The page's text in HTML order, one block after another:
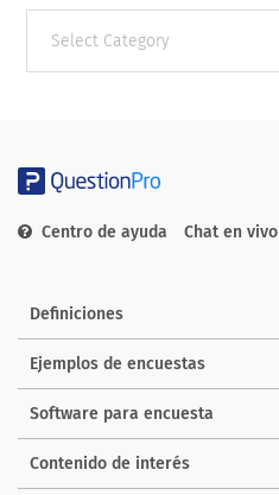
categories
Centro de ayuda Chat en vivo
Definiciones
Ejemplos de encuestas
Software para encuesta
Contenido de interés